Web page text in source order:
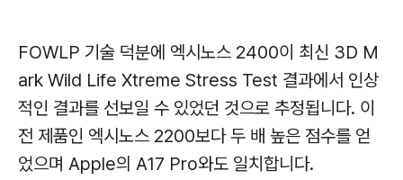
FOWLP 기술 덕분에 엑시노스 2400이 최신 3D M
ark Wild Life Xtreme Stress Test 결과에서 인상
적인 결과를 선보일 수 있었던 것으로 추정됩니다. 이
전 제품인 엑시노스 2200보다 두 배 높은 점수를 얻
었으며 Apple의 A17 Pro와도 일치합니다.